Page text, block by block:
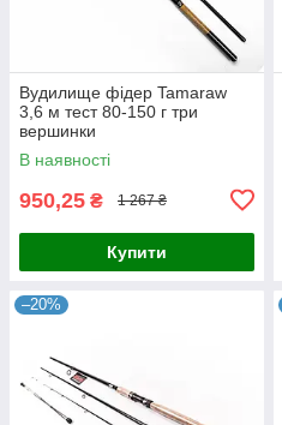
Вудилище фідер Tamaraw
3,6 м тест 80-150 г три
вершинки
В наявності
950,25 ₴ 1 267 ₴
Купити
–20%